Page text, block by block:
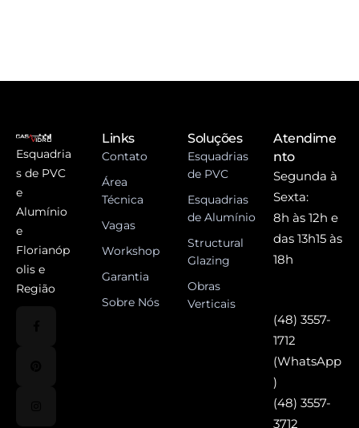
Esquadria
s de PVC
e
Alumínio
e
Florianóp
olis e
Região
Links
Contato
Área
Técnica
Vagas
Workshop
Garantia
Sobre Nós
Soluções
Esquadrias
de PVC
Esquadrias
de Alumínio
Structural
Glazing
Obras
Verticais
Atendime
nto
Segunda à
Sexta:
8h às 12h e
das 13h15 às
18h
(48) 3557-
1712
(WhatsApp
)
(48) 3557-
3712